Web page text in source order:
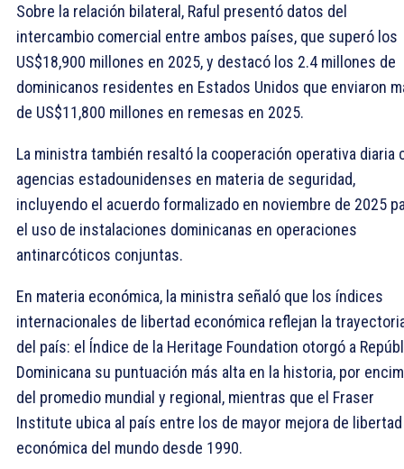
Sobre la relación bilateral, Raful presentó datos del
intercambio comercial entre ambos países, que superó los
US$18,900 millones en 2025, y destacó los 2.4 millones de
dominicanos residentes en Estados Unidos que enviaron
de US$11,800 millones en remesas en 2025.
La ministra también resaltó la cooperación operativa diaria
agencias estadounidenses en materia de seguridad,
incluyendo el acuerdo formalizado en noviembre de 2025
el uso de instalaciones dominicanas en operaciones
antinarcóticos conjuntas.
En materia económica, la ministra señaló que los índices
internacionales de libertad económica reflejan la
del país: el Índice de la Heritage Foundation otorgó a
Dominicana su puntuación más alta en la historia, por
del promedio mundial y regional, mientras que el Fraser
Institute ubica al país entre los de mayor mejora de libertad
económica del mundo desde 1990.